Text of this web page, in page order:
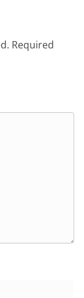
Required